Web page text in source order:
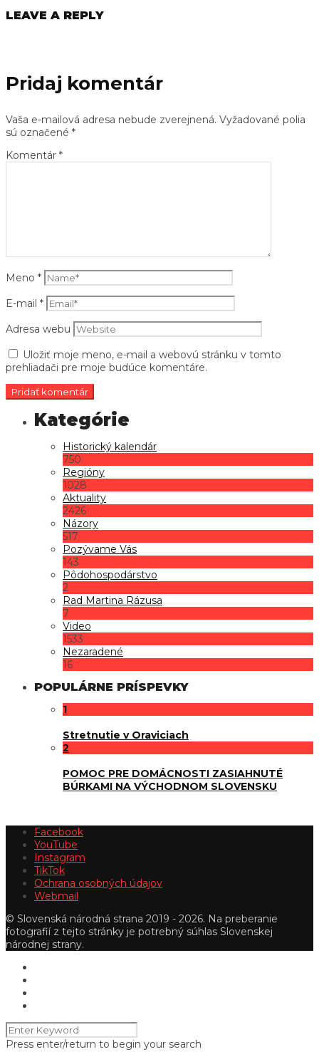
LEAVE A REPLY
Pridaj komentár
Vaša e-mailová adresa nebude zverejnená. Vyžadované polia
sú označené *
Komentár *
Meno *
E-mail *
Adresa webu
Uložiť moje meno, e-mail a webovú stránku v tomto
prehliadači pre moje budúce komentáre.
Historický kalendár
750
Regióny
1028
Aktuality
2426
Názory
517
Pozývame Vás
143
Pôdohospodárstvo
2
Rad Martina Rázusa
7
Video
1533
Nezaradené
16
POPULÁRNE PRÍSPEVKY
1
Stretnutie v Oraviciach
2
POMOC PRE DOMÁCNOSTI ZASIAHNUTÉ
BÚRKAMI NA VÝCHODNOM SLOVENSKU
Facebook
YouTube
Instagram
TikTok
Ochrana osobných údajov
Webmail
© Slovenská národná strana 2019 - 2026. Na preberanie
fotografií z tejto stránky je potrebný súhlas Slovenskej
národnej strany.
Press enter/return to begin your search